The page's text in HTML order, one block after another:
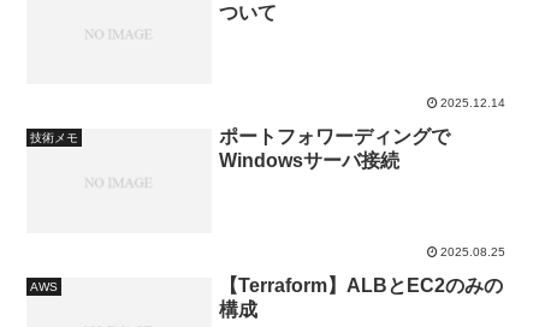
ついて
2025.12.14
技術メモ
ポートフォワーディングで
Windowsサーバ接続
2025.08.25
AWS
【Terraform】ALBとEC2のみの
構成